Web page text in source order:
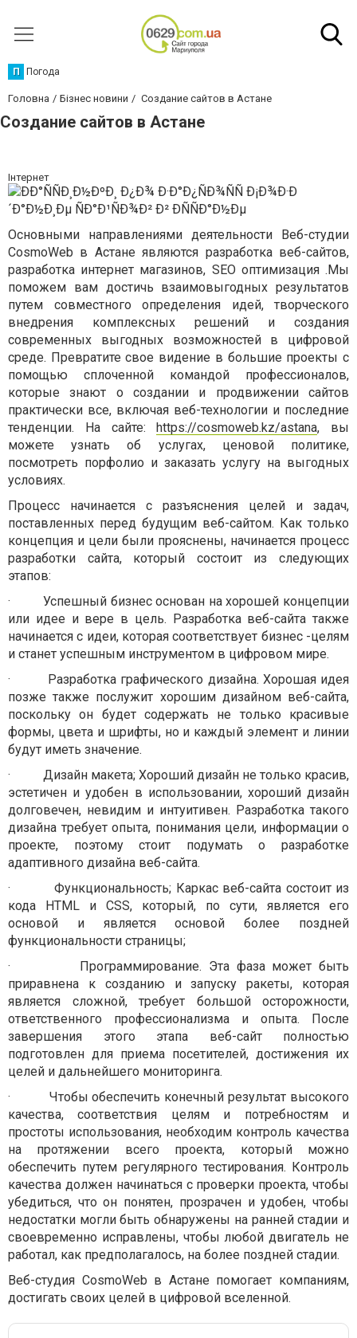
П Погода
Головна Бізнес новини Создание сайтов в Астане
Создание сайтов в Астане
Інтернет
Основными направлениями деятельности Веб-студии
CosmoWeb в Астане являются разработка веб-сайтов,
разработка интернет магазинов, SEO оптимизация .Мы
поможем вам достичь взаимовыгодных результатов
путем совместного определения идей, творческого
внедрения комплексных решений и создания
современных выгодных возможностей в цифровой
среде. Превратите свое видение в большие проекты с
помощью сплоченной командой профессионалов,
которые знают о создании и продвижении сайтов
практически все, включая веб-технологии и последние
тенденции. На сайте:https://cosmoweb.kz/astana, вы
можете узнать об услугах, ценовой политике,
посмотреть порфолио и заказать услугу на выгодных
условиях.
Процесс начинается с разъяснения целей и задач,
поставленных перед будущим веб-сайтом. Как только
концепция и цели были прояснены, начинается процесс
разработки сайта, который состоит из следующих
этапов:
·Успешный бизнес основан на хорошей концепции
или идее и вере в цель. Разработка веб-сайта также
начинается с идеи, которая соответствует бизнес -целям
и станет успешным инструментом в цифровом мире.
· Разработка графического дизайна. Хорошая идея
позже также послужит хорошим дизайном веб-сайта,
поскольку он будет содержать не только красивые
формы, цвета и шрифты, но и каждый элемент и линии
будут иметь значение.
·
Дизайн макета; Хороший дизайн не только красив,
эстетичен и удобен в использовании, хороший дизайн
долговечен, невидим и интуитивен. Разработка такого
дизайна требует опыта, понимания цели, информации о
проекте, поэтому стоит подумать о разработке
адаптивного дизайна веб-сайта.
·
Функциональность; Каркас веб-сайта состоит из
кода HTML и CSS, который, по сути, является его
основой и является основой более поздней
функциональности страницы;
·
Программирование. Эта фаза может быть
приравнена к созданию и запуску ракеты, которая
является сложной, требует большой осторожности,
ответственного профессионализма и опыта. После
завершения этого этапа веб-сайт полностью
подготовлен для приема посетителей, достижения их
целей и дальнейшего мониторинга.
·
Чтобы обеспечить конечный результат высокого
качества, соответствия целям и потребностям и
простоты использования, необходим контроль качества
на протяжении всего проекта, который можно
обеспечить путем регулярного тестирования. Контроль
качества должен начинаться с проверки проекта, чтобы
убедиться, что он понятен, прозрачен и удобен, чтобы
недостатки могли быть обнаружены на ранней стадии и
своевременно исправлены, чтобы любой двигатель не
работал, как предполагалось, на более поздней стадии.
Веб-студия CosmoWeb в Астане помогает компаниям,
достигать своих целей в цифровой вселенной.